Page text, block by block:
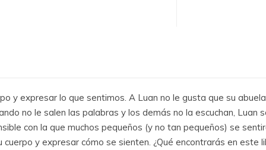
y expresar lo que sentimos. A Luan no le gusta que su
no le salen las palabras y los demás no la escuchan, Luan
con la que muchos pequeños (y no tan pequeños) se
y expresar cómo se sienten. ¿Qué encontrarás en este